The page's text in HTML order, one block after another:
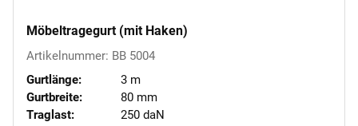
Möbeltragegurt (mit Haken)
Artikelnummer: BB 5004
Gurtlänge:
3 m
Gurtbreite:
80 mm
Traglast:
250 daN